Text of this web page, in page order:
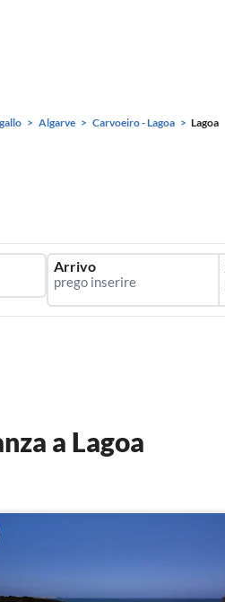
Algarve Carvoeiro - Lagoa Lagoa
Arrivo
a Lagoa